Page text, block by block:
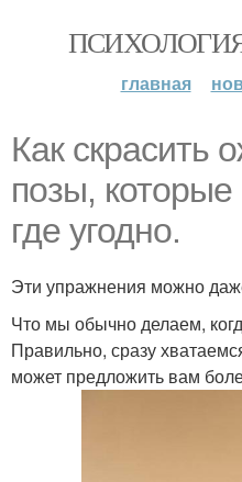
главная
Как скрасить
позы,
где угодно.
Эти упражнения можно
Что мы обычно делаем,
Правильно, сразу
может предложить вам